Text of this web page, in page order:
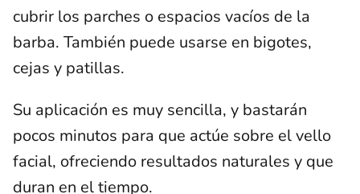
cubrir los parches o espacios vacíos de la
barba. También puede usarse en bigotes,
cejas y patillas.
Su aplicación es muy sencilla, y bastarán
pocos minutos para que actúe sobre el vello
facial, ofreciendo resultados naturales y que
duran en el tiempo.